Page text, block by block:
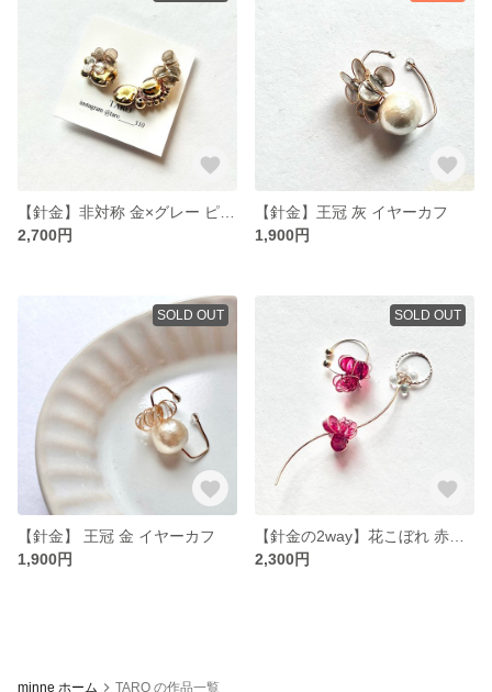
2,700円
【針金】王冠 灰 イヤーカフ
1,900円
SOLD OUT
【針金】 王冠 金 イヤーカフ
1,900円
SOLD OUT
2,300円
minne ホーム TARO の作品一覧